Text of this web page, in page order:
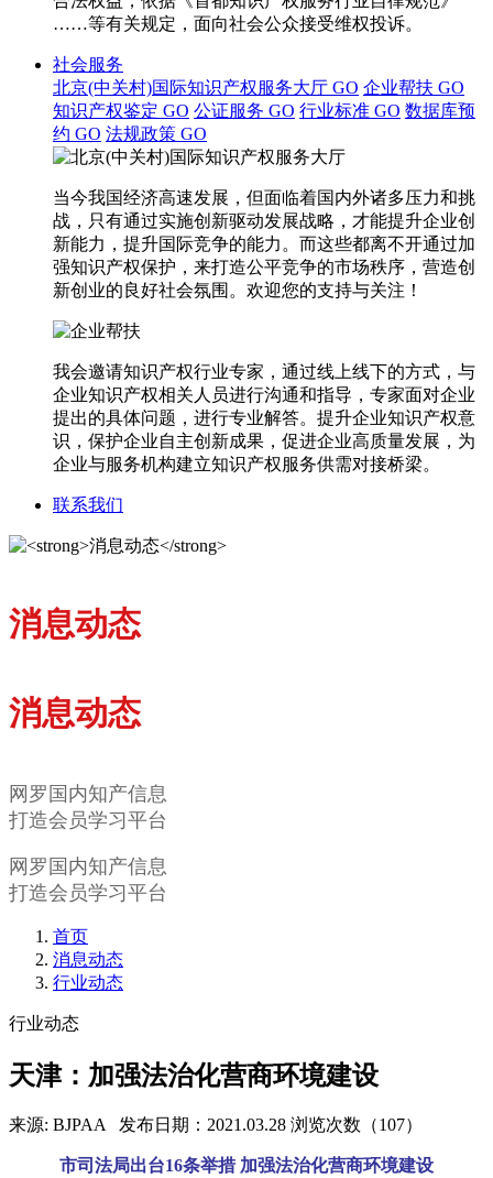
……等有关规定，面向社会公众接受维权投诉。
社会服务
北京(中关村)国际知识产权服务大厅 GO 企业帮扶 GO
知识产权鉴定 GO 公证服务 GO 行业标准 GO 数据库预
约 GO 法规政策 GO
当今我国经济高速发展，但面临着国内外诸多压力和挑
战，只有通过实施创新驱动发展战略，才能提升企业创
新能力，提升国际竞争的能力。而这些都离不开通过加
强知识产权保护，来打造公平竞争的市场秩序，营造创
新创业的良好社会氛围。欢迎您的支持与关注！
我会邀请知识产权行业专家，通过线上线下的方式，与
企业知识产权相关人员进行沟通和指导，专家面对企业
提出的具体问题，进行专业解答。提升企业知识产权意
识，保护企业自主创新成果，促进企业高质量发展，为
企业与服务机构建立知识产权服务供需对接桥梁。
联系我们
消息动态
消息动态
网罗国内知产信息
打造会员学习平台
网罗国内知产信息
打造会员学习平台
首页
消息动态
行业动态
行业动态
天津：加强法治化营商环境建设
来源: BJPAA 发布日期：2021.03.28 浏览次数（107）
市司法局出台16条举措 加强法治化营商环境建设